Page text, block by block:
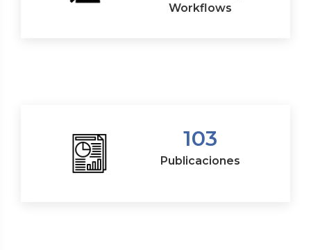
Workflows
103
Publicaciones